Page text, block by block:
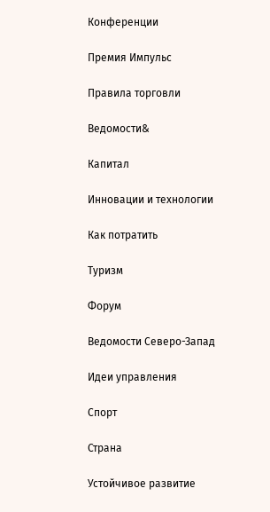
Конференции
Премия Импульс
Правила торговли
Ведомости&
Капитал
Инновации и технологии
Как потратить
Туризм
Форум
Ведомости Северо-Запад
Идеи управления
Спорт
Страна
Устойчивое развитие